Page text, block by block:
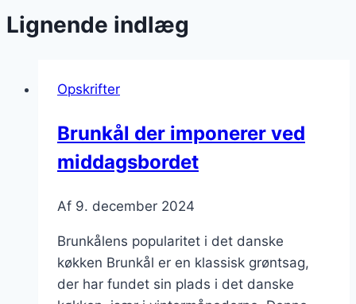
Lignende indlæg
Opskrifter
Brunkål der imponerer ved
middagsbordet
Af 9. december 2024
Brunkålens popularitet i det danske
køkken Brunkål er en klassisk grøntsag,
der har fundet sin plads i det danske